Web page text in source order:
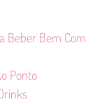
Beber Bem Com
Ponto